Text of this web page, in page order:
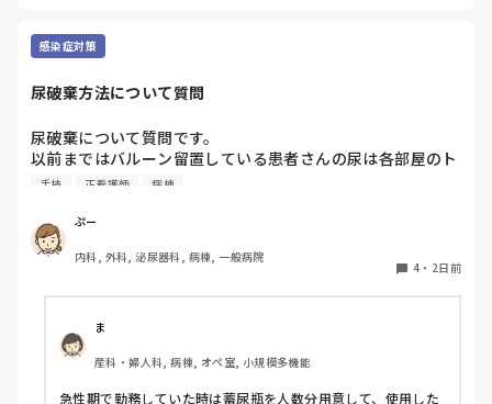
要な内容を選べるよう支援するとよいと思います。
感染症対策
尿破棄方法について質問
尿破棄について質問です。
以前まではバルーン留置している患者さんの尿は各部屋のト
イレに破棄する形でしたが、感染予防上汚物処理室でのみ破
物処理室に持っていくという非効率な方法になってます。尿
破棄人数は10人近くになるので病室と汚物処理室を10往復
する形に。結果尿破棄に時間がかかってます。
ットしワゴン下段に乗せて破棄していき最後まとめて汚物処
理室で破棄してたのでその方法はダメなのか？と疑問抱いて
ます。もちろん汚物見えないようワゴンにカバーする等対策
して。
皆さんの病棟ではどのような方法取られてますか？
手技 正看護師 病棟
ぷー
内科, 外科, 泌尿器科, 病棟, 一般病院
4 ・ 2日前
ま
産科・婦人科, 病棟, オペ室, 小規模多機能
急性期で勤務していた時は蓄尿瓶を人数分用意して、使用した